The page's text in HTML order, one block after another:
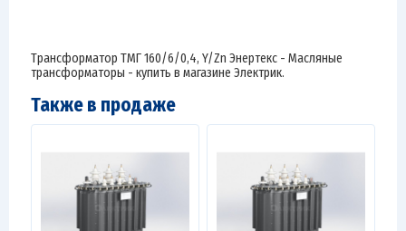
Трансформатор ТМГ 160/6/0,4, Y/Zn Энертекс - Масляные
трансформаторы - купить в магазине Электрик.
Также в продаже